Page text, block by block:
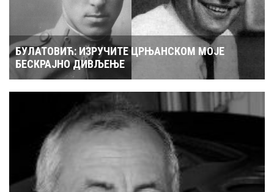
БУЛАТОВИЋ: ИЗРУЧИТЕ ЦРЊАНСКОМ МОЈЕ
БЕСКРАЈНО ДИВЉЕЊЕ